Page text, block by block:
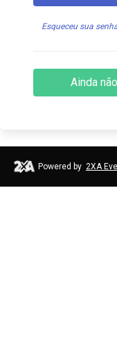
Esqueceu sua
Ainda
Powered by 2XA